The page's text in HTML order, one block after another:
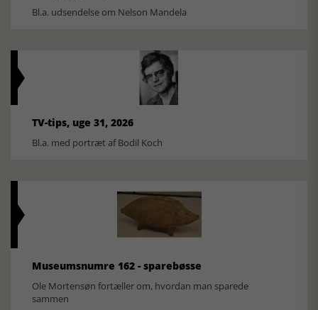
Bl.a. udsendelse om Nelson Mandela
TV-tips, uge 31, 2026
Bl.a. med portræt af Bodil Koch
Museumsnumre 162 - sparebøsse
Ole Mortensøn fortæller om, hvordan man sparede
sammen